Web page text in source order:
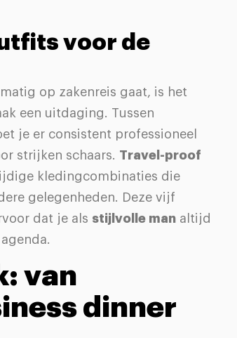
voor de
op zakenreis gaat, is het
een uitdaging. Tussen
je er consistent professioneel
strijken schaars. Travel-proof
kledingcombinaties die
gelegenheden. Deze vijf
dat je als stijlvolle man altijd
van
dinner